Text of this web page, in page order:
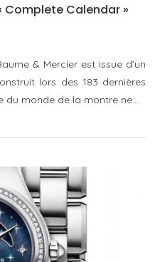
Complete Calendar »
& Mercier est issue d’un
lors des 183 dernières
du monde de la montre ne…